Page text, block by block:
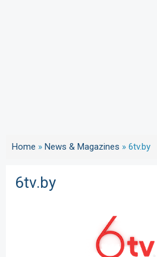
Home » News & Magazines » 6tv.by
6tv.by